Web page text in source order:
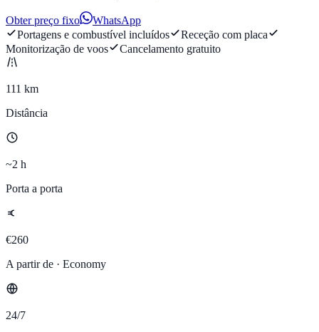
Obter preço fixo
WhatsApp
Portagens e combustível incluídos
Receção com placa
Monitorização de voos
Cancelamento gratuito
111 km
Distância
~2 h
Porta a porta
€260
A partir de · Economy
24/7